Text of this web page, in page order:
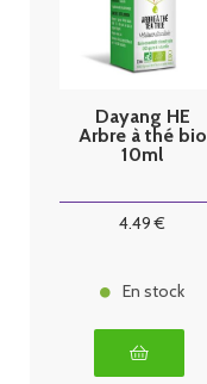
Dayang HE
Arbre à thé bio
10ml
4.49 €
En stock